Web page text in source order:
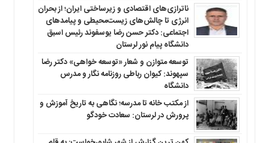
ناترازی‌های اقتصادی و زیرساختی ایران؛ از بحران
انرژی تا چالش‌های زیست‌محیطی و پیامدهای
اجتماعی: دکتر حسن رضا یوسفوند رئیس اسبق
دانشگاه پیام نور لرستان
توسعه متوازن و شعار «توسعه خواهی» دکتر رضا
سپهوند: کیوان رباطی روزنامه نگار و مدرس
دانشگاه
از مکتب خانه تا مدرسه؛ نگاهی به تاریخ آموزش و
پرورش در لرستان: سعادت خودگو